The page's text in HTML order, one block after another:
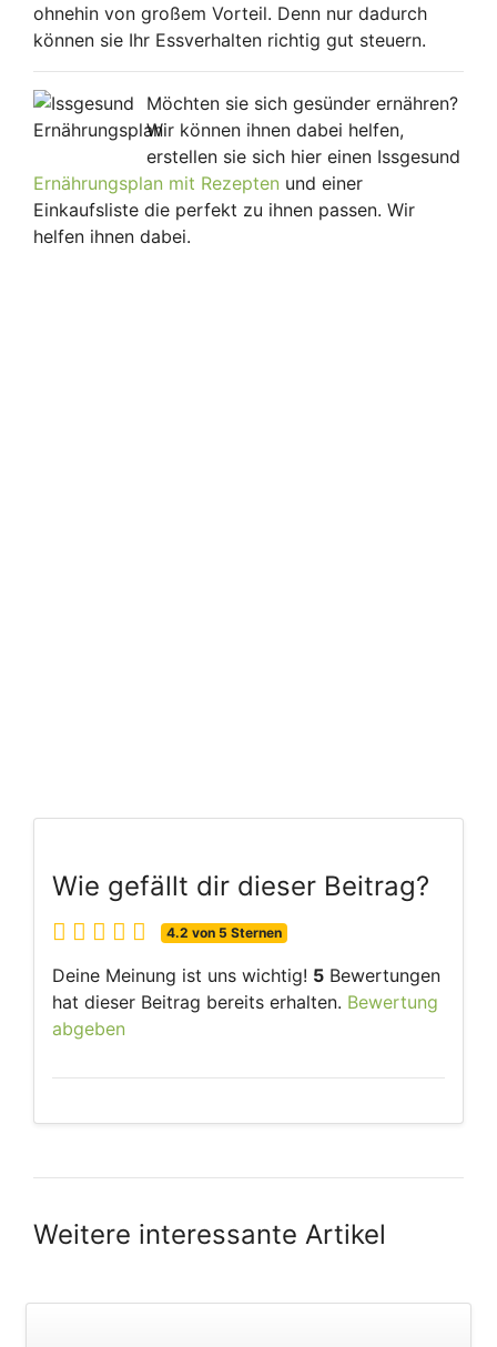
ohnehin von großem Vorteil. Denn nur dadurch
können sie Ihr Essverhalten richtig gut steuern.
Möchten sie sich gesünder ernähren?
Wir können ihnen dabei helfen,
erstellen sie sich hier einen Issgesund
Ernährungsplan mit Rezepten und einer
Einkaufsliste die perfekt zu ihnen passen. Wir
helfen ihnen dabei.
Wie gefällt dir dieser Beitrag?
4.2 von 5 Sternen
Deine Meinung ist uns wichtig! 5 Bewertungen
hat dieser Beitrag bereits erhalten. Bewertung
abgeben
Weitere interessante Artikel